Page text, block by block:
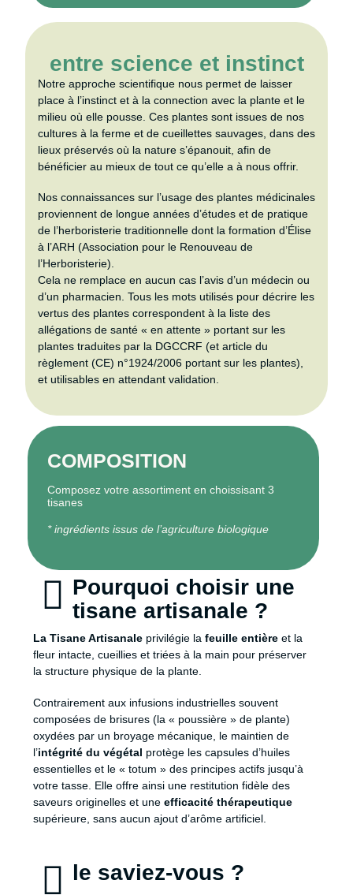
entre science et instinct
Notre approche scientifique nous permet de laisser
place à l’instinct et à la connection avec la plante et le
milieu où elle pousse. Ces plantes sont issues de nos
cultures à la ferme et de cueillettes sauvages, dans des
lieux préservés où la nature s’épanouit, afin de
bénéficier au mieux de tout ce qu’elle a à nous offrir.
Nos connaissances sur l’usage des plantes médicinales
proviennent de longue années d’études et de pratique
de l’herboristerie traditionnelle dont la formation d’Élise
à l’ARH (Association pour le Renouveau de
l’Herboristerie).
Cela ne remplace en aucun cas l’avis d’un médecin ou
d’un pharmacien. Tous les mots utilisés pour décrire les
vertus des plantes correspondent à la liste des
allégations de santé « en attente » portant sur les
plantes traduites par la DGCCRF (et article du
règlement (CE) n°1924/2006 portant sur les plantes),
et utilisables en attendant validation.
COMPOSITION
Composez votre assortiment en choissisant 3
tisanes
* ingrédients issus de l’agriculture biologique
Pourquoi choisir une
tisane artisanale ?
La Tisane Artisanale privilégie lafeuille entière et la
fleur intacte, cueillies et triées à la main pour préserver
la structure physique de la plante.
Contrairement aux infusions industrielles souvent
composées de brisures (la « poussière » de plante)
oxydées par un broyage mécanique, le maintien de
l’intégrité du végétal protège les capsules d’huiles
essentielles et le « totum » des principes actifs jusqu’à
votre tasse. Elle offre ainsi une restitution fidèle des
saveurs originelles et uneefficacité thérapeutique
supérieure, sans aucun ajout d’arôme artificiel.
le saviez-vous ?